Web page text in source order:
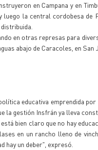
en Campana y en
la central cordobesa de
en otras represas para
abajo de Caracoles, en San
educativa emprendida
la gestión Insfrán ya lleva
bien claro que no hay
en un rancho lleno de
hay un deber", expresó.